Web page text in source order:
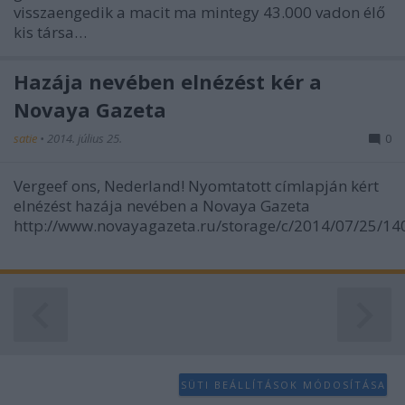
visszaengedik a macit ma mintegy 43.000 vadon élő
kis társa…
Hazája nevében elnézést kér a
Novaya Gazeta
satie • 2014. július 25. 0
Vergeef ons, Nederland! Nyomtatott címlapján kért
elnézést hazája nevében a Novaya Gazeta
http://www.novayagazeta.ru/storage/c/2014/07/25/
SÜTI BEÁLLÍTÁSOK MÓDOSÍTÁSA